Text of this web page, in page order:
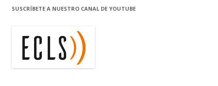
c
SUSCRÍBETE A NUESTRO CANAL DE YOUTUBE